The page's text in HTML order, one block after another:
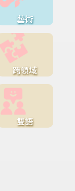
藝術
跨領域
雙語